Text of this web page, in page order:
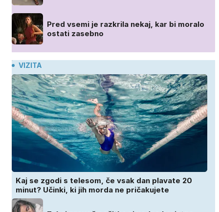
Pred vsemi je razkrila nekaj, kar bi moralo
ostati zasebno
VIZITA
Kaj se zgodi s telesom, če vsak dan plavate 20
minut? Učinki, ki jih morda ne pričakujete